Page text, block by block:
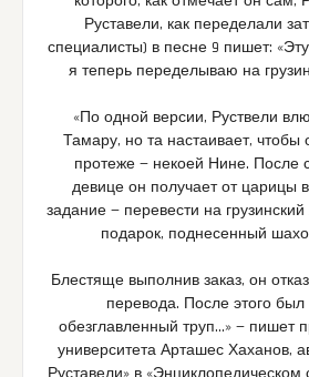
Руставели, как переделали
специалисты) в песне 9 пишет:
я теперь переделываю на
«По одной версии, Руствели
Тамару, но та настаивает,
протеже — некоей Нине. После
девице он получает от царицы
задание — перевести на
подарок, поднесенный
Блестяще выполнив заказ, он
перевода. После этого
обезглавленный труп…» — пишет
университета Арташес Хаханов,